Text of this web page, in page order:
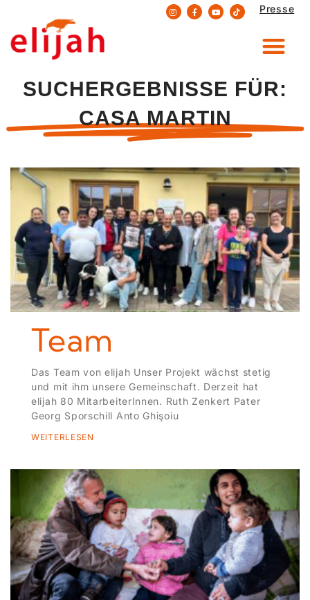
Zum
Inhalt
springen
Presse
SUCHERGEBNISSE FÜR:
CASA MARTIN
Team
Das Team von elijah Unser Projekt wächst stetig
und mit ihm unsere Gemeinschaft. Derzeit hat
elijah 80 MitarbeiterInnen. Ruth Zenkert Pater
Georg Sporschill Anto Ghişoiu
WEITERLESEN